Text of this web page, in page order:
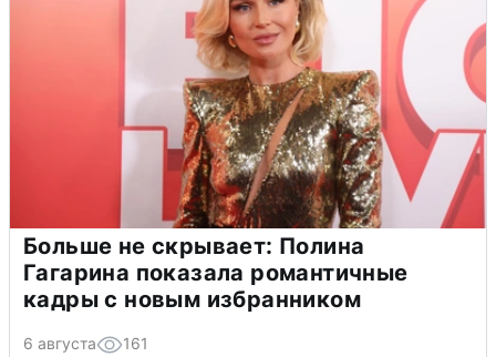
Больше не скрывает: Полина
Гагарина показала романтичные
кадры с новым избранником
6 августа 161